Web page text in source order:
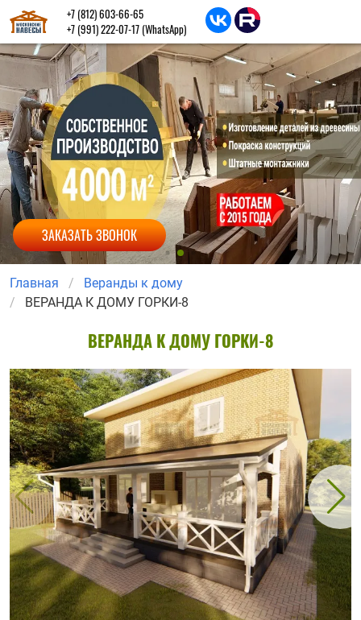
ЗАКАЗАТЬ ЗВОНОК
+7 (812) 603-66-65
+7 (991) 222-07-17 (WhatsApp)
Главная
Веранды к дому
ВЕРАНДА К ДОМУ ГОРКИ-8
ВЕРАНДА К ДОМУ ГОРКИ-8